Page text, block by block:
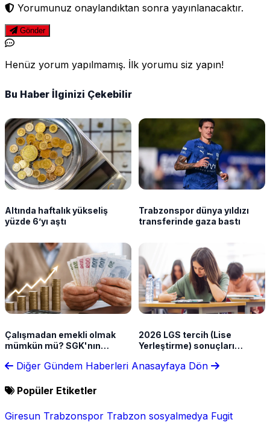
Yorumunuz onaylandıktan sonra yayınlanacaktır.
Gönder
Henüz yorum yapılmamış. İlk yorumu siz yapın!
Bu Haber İlginizi Çekebilir
Altında haftalık yükseliş
yüzde 6’yı aştı
Trabzonspor dünya yıldızı
transferinde gaza bastı
Çalışmadan emekli olmak
mümkün mü? SGK'nın
2026 LGS tercih (Lise
Yerleştirme) sonuçları
Diğer Gündem Haberleri Anasayfaya Dön
Popüler Etiketler
Giresun Trabzonspor Trabzon sosyalmedya Fugit